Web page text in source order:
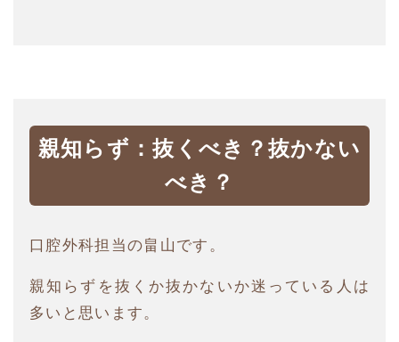
親知らず：抜くべき？抜かない
べき？
口腔外科担当の畠山です。
親知らずを抜くか抜かないか迷っている人は
多いと思います。